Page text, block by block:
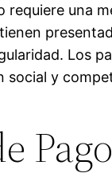
requiere una
Los
social y